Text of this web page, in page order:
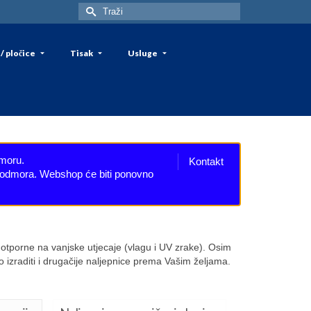
Search
for:
pločice Tisak Usluge
Kontakt
Webshop će biti ponovno
na vanjske utjecaje (vlagu i UV zrake). Osim
i drugačije naljepnice prema Vašim željama.